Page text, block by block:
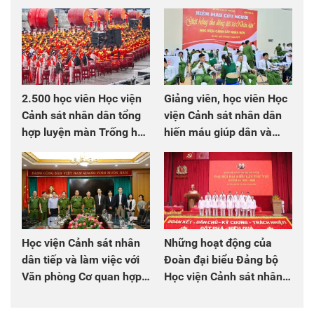
2.500 học viên Học viện
Cảnh sát nhân dân tổng
hợp luyện màn Trống hội
chào mừng Đại hội Đảng
Giảng viên, học viên Học
viện Cảnh sát nhân dân
hiến máu giúp dân và
đồng đội
Học viện Cảnh sát nhân
dân tiếp và làm việc với
Văn phòng Cơ quan hợp
Những hoạt động của
Đoàn đại biểu Đảng bộ
Học viện Cảnh sát nhân